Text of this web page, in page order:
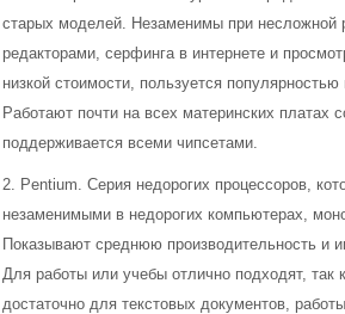
старых моделей. Незаменимы при несложной
редакторами, серфинга в интернете и
низкой стоимости, пользуется
Работают почти на всех материнских платах
поддерживается всеми чипсетами.
2. Pentium. Серия недорогих процессоров,
незаменимыми в недорогих компьютерах,
Показывают среднюю производительность и
Для работы или учебы отлично подходят, так
достаточно для текстовых документов,